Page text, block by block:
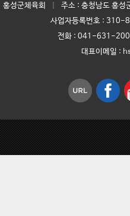
홍성군체육회
주소 : 충청남도 홍
사업자등록번호 : 310-
전화 : 041-631-
대표이메일 :